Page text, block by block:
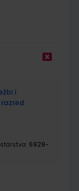
i
6929-